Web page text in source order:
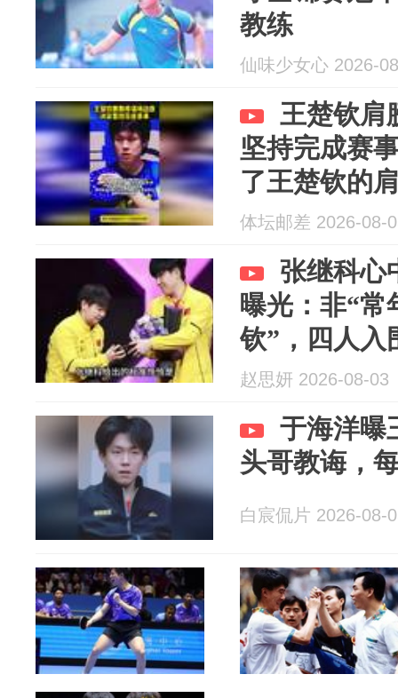
教练
仙味少女心 2026-
王楚钦肩
坚持完成赛
了王楚钦的
体坛邮差 2026-08-
张继科心
曝光：非“常
钦”，四人入
赵思妍 2026-08-03
于海洋曝
头哥教诲，
白宸侃片 2026-08-